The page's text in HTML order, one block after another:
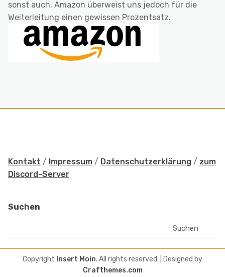
sonst auch, Amazon überweist uns jedoch für die
Weiterleitung einen gewissen Prozentsatz.
Kontakt / Impressum / Datenschutzerklärung / zum
Discord-Server
Suchen
Suchen
Copyright Insert Moin. All rights reserved.
| Designed by
Crafthemes.com